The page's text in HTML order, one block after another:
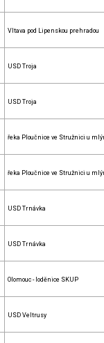
Vltava pod Lipenskou prehradou
USD Troja
USD Troja
řeka Ploučnice ve Stružnici u
řeka Ploučnice ve Stružnici u
USD Trnávka
USD Trnávka
Olomouc - loděnice SKUP
USD Veltrusy